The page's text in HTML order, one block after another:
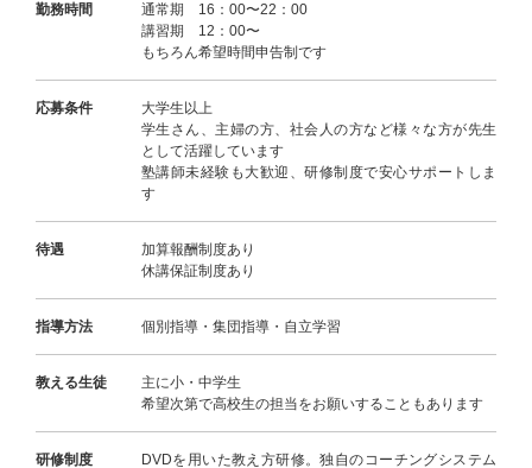
勤務時間
通常期 16：00〜22：00
講習期 12：00〜
もちろん希望時間申告制です
応募条件
大学生以上
学生さん、主婦の方、社会人の方など様々な方が先生
として活躍しています
塾講師未経験も大歓迎、研修制度で安心サポートしま
す
待遇
加算報酬制度あり
休講保証制度あり
指導方法 個別指導・集団指導・自立学習
教える生徒
主に小・中学生
希望次第で高校生の担当をお願いすることもあります
研修制度
DVDを用いた教え方研修。独自のコーチングシステム